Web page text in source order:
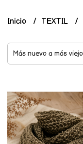
Inicio TEXTIL